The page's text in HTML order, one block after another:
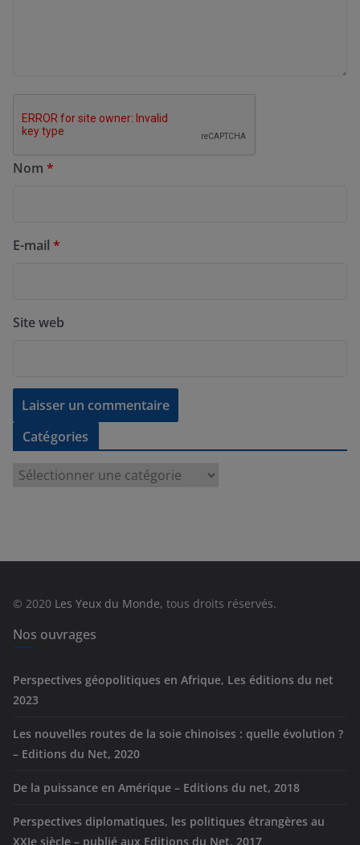
Nom *
E-mail *
Site web
Catégories
e
s
© 2020 Les Yeux du Monde, tous droits réservés.
Nos ouvrages
Perspectives géopolitiques en Afrique, Les éditions du net
2023
Les nouvelles routes de la soie chinoises : quelle évolution ?
– Editions du Net, 2020
De la puissance en Amérique – Editions du net, 2018
Perspectives diplomatiques, les politiques étrangères au
XXIe siècle – publié aux Editions du Net, 2017